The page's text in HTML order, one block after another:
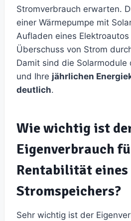
Stromverbrauch erwarten.
einer Wärmepumpe mit
Aufladen eines
Überschuss von Strom
Damit sind die
und Ihre jährlichen
deutlich.
Wie wichtig ist
Eigenverbrauch
Rentabilität eines
Stromspeichers?
Sehr wichtig ist der